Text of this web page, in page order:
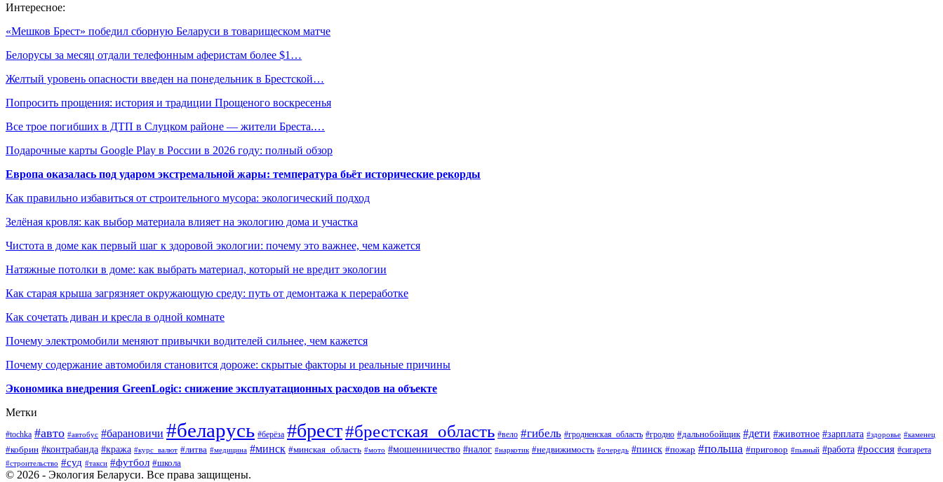
Интересное:
«Мешков Брест» победил сборную Беларуси в товарищеском матче
Белорусы за месяц отдали телефонным аферистам более $1…
Желтый уровень опасности введен на понедельник в Брестской…
Попросить прощения: история и традиции Прощеного воскресенья
Все трое погибших в ДТП в Слуцком районе — жители Бреста.…
Подарочные карты Google Play в России в 2026 году: полный обзор
Европа оказалась под ударом экстремальной жары: температура бьёт исторические рекорды
Как правильно избавиться от строительного мусора: экологический подход
Зелёная кровля: как выбор материала влияет на экологию дома и участка
Чистота в доме как первый шаг к здоровой экологии: почему это важнее, чем кажется
Натяжные потолки в доме: как выбрать материал, который не вредит экологии
Как старая крыша загрязняет окружающую среду: путь от демонтажа к переработке
Как сочетать диван и кресла в одной комнате
Почему электромобили меняют привычки водителей сильнее, чем кажется
Почему содержание автомобиля становится дороже: скрытые факторы и реальные причины
Экономика внедрения GreenLogic: снижение эксплуатационных расходов на объекте
Метки
#tochka #авто #автобус #барановичи #беларусь #берёза #брест#брестская_область #вело #гибель #гродненская_область #гродно #дальнобойщик #дети #животное #зарплата #здоровье #каменец
#кобрин #контрабанда #кража #курс_валют #литва #медицина #минск #минская_область #мото #мошенничество #налог #наркотик #недвижимость #очередь #пинск #пожар #польша #приговор #пьяный #работа #россия #сигарета
#строительство #суд #такси #футбол #школа
© 2026 - Экология Беларуси. Все права защищены.